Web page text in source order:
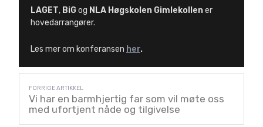
LAGET, BiGog NLA Høgskolen Gimlekollener
hovedarrangører.
Les mer om konferansen her.
Vi har en barmhjertig far som vil møte oss
med ufortjent nåde og tilgivelse